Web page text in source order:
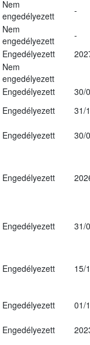
Nem
engedélyezett
-
Nem
engedélyezett
-
Engedélyezett
Nem
engedélyezett
Engedélyezett
30/
Engedélyezett
31/
Engedélyezett
30/
Engedélyezett
Engedélyezett 31/
Engedélyezett 15/
Engedélyezett
01/
Engedélyezett